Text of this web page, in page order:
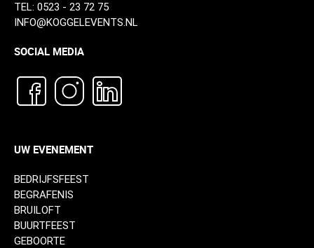
TEL: 0523 - 23 72 75
INFO@KOGGELEVENTS.NL
SOCIAL MEDIA
UW EVENEMENT
BEDRIJFSFEEST
BEGRAFENIS
BRUILOFT
BUURTFEEST
GEBOORTE